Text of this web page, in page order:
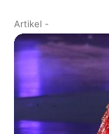
Artikel -